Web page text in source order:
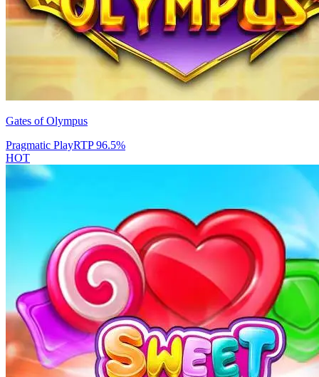
Gates of Olympus
Pragmatic PlayRTP96.5%
HOT